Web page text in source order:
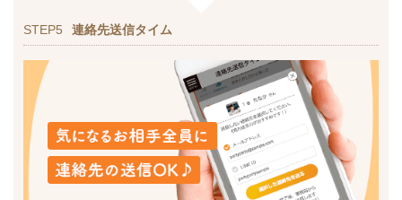
STEP5 連絡先送信タイム